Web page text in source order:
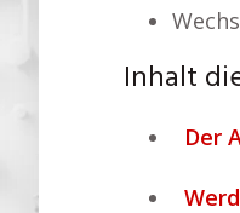
Inhalt
Der